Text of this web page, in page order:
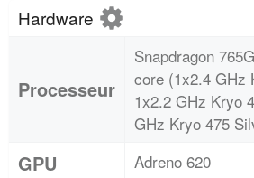
Hardware
Processeur
Snapdragon
core (1x2.4 GHz
1x2.2 GHz Kryo
GHz Kryo 475
GPU Adreno 620